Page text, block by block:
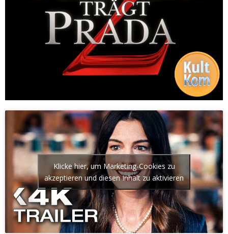
Klicke hier, um Marketing-Cookies zu
akzeptieren und diesen Inhalt zu aktivieren